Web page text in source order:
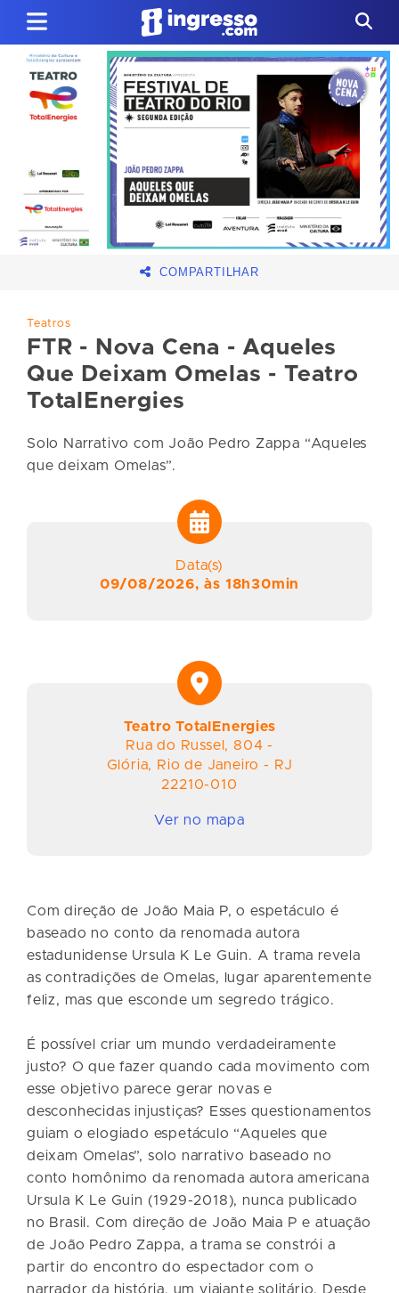
COMPARTILHAR
Teatros
FTR - Nova Cena - Aqueles
Que Deixam Omelas - Teatro
TotalEnergies
Solo Narrativo com João Pedro Zappa “Aqueles
que deixam Omelas”.
Data(s)
09/08/2026, às 18h30min
Teatro TotalEnergies
Rua do Russel , 804 -
Glória, Rio de Janeiro - RJ
22210-010
Ver no mapa
Com direção de João Maia P, o espetáculo é
baseado no conto da renomada autora
estadunidense Ursula K Le Guin. A trama revela
as contradições de Omelas, lugar aparentemente
feliz, mas que esconde um segredo trágico.
É possível criar um mundo verdadeiramente
justo? O que fazer quando cada movimento com
esse objetivo parece gerar novas e
desconhecidas injustiças? Esses questionamentos
guiam o elogiado espetáculo “Aqueles que
deixam Omelas”, solo narrativo baseado no
conto homônimo da renomada autora americana
Ursula K Le Guin (1929-2018), nunca publicado
no Brasil. Com direção de João Maia P e atuação
de João Pedro Zappa, a trama se constrói a
partir do encontro do espectador com o
narrador da história, um viajante solitário. Desde